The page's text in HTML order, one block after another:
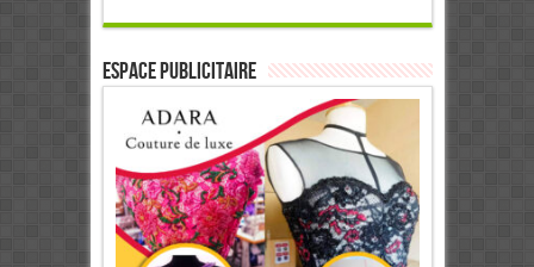
ESPACE PUBLICITAIRE